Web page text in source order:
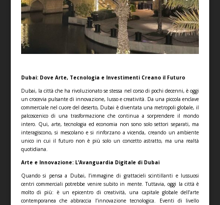
Dubai: Dove Arte, Tecnologia e Investimenti Creano il Futuro
Dubai, la città che ha rivoluzionato se stessa nel corso di pochi decenni, è oggi
un crocevia pulsante di innovazione, lusso e creatività. Da una piccola enclave
commerciale nel cuore del deserto, Dubai è diventata una metropoli globale, il
palcoscenico di una trasformazione che continua a sorprendere il mondo
intero. Qui, arte, tecnologia ed economia non sono solo settori separati, ma
interagiscono, si mescolano e si rinforzano a vicenda, creando un ambiente
unico in cui il futuro non è più solo un concetto astratto, ma una realtà
quotidiana.
Arte e Innovazione: L’Avanguardia Digitale di Dubai
Quando si pensa a Dubai, l’immagine di grattacieli scintillanti e lussuosi
centri commerciali potrebbe venire subito in mente. Tuttavia, oggi la città è
molto di più: è un epicentro di creatività, una capitale globale dell’arte
contemporanea che abbraccia l’innovazione tecnologica. Eventi di livello